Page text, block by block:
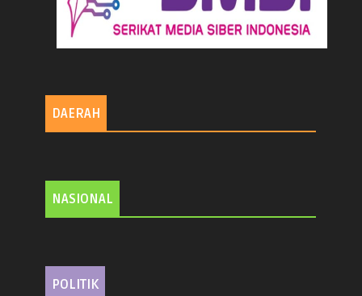
DAERAH
NASIONAL
POLITIK